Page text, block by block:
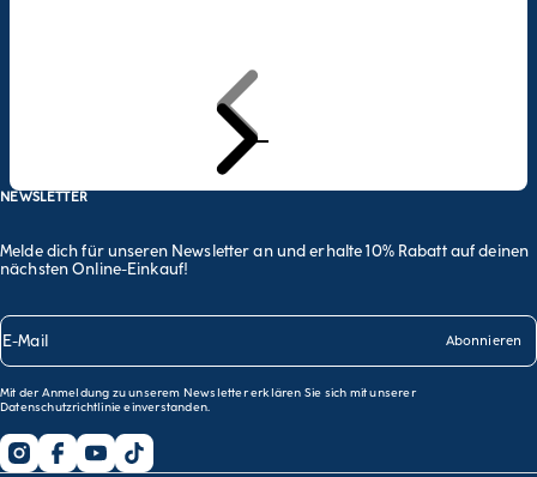
NEWSLETTER
Melde dich für unseren Newsletter an und erhalte 10% Rabatt auf deinen
nächsten Online-Einkauf!
E-Mail Abonnieren
Mit der Anmeldung zu unserem Newsletter erklären Sie sich mit unserer
Datenschutzrichtlinieeinverstanden.